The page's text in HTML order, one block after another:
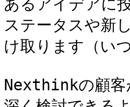
あるアイデアに
ステータスや新
け取ります（い
Nexthinkの顧客